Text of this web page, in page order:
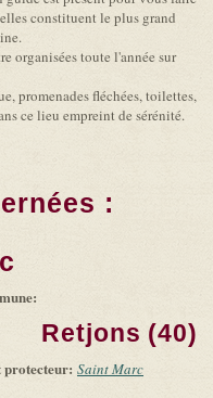
constituent le plus grand
organisées toute l'année sur
promenades fléchées, toilettes,
ce lieu empreint de sérénité.
:
Retjons (40)
protecteur: Saint Marc